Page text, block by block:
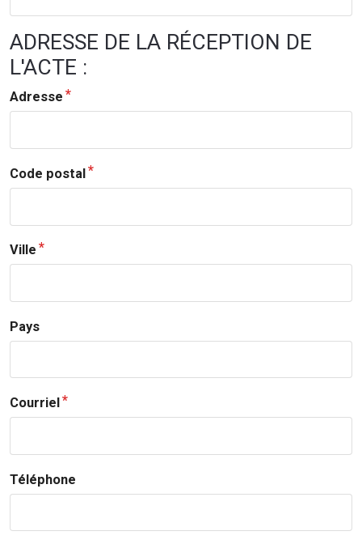
ADRESSE DE LA RÉCEPTION DE
L'ACTE :
Adresse
Code postal
Ville
Pays
Courriel
Téléphone